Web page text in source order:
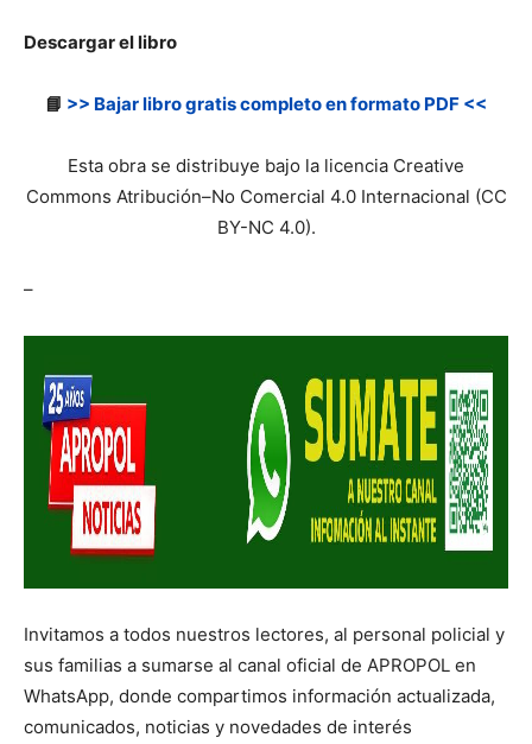
Descargar el libro
📘 >> Bajar libro gratis completo en formato PDF <<
Esta obra se distribuye bajo la licencia Creative
Commons Atribución–No Comercial 4.0 Internacional (CC
BY-NC 4.0).
–
Invitamos a todos nuestros lectores, al personal policial y
sus familias a sumarse al canal oficial de APROPOL en
WhatsApp, donde compartimos información actualizada,
comunicados, noticias y novedades de interés